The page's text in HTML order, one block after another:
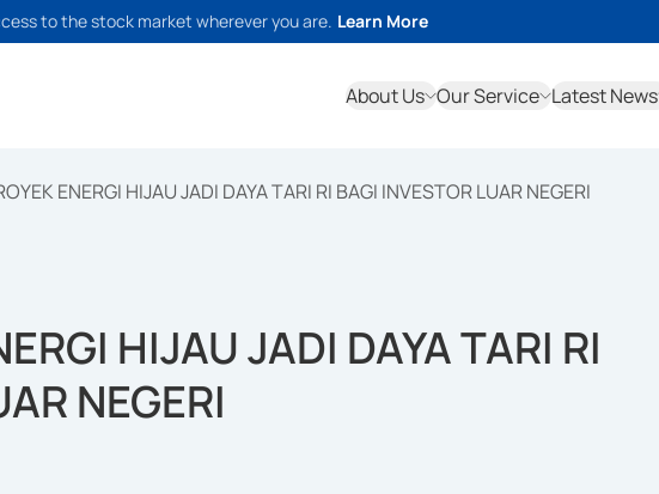
to the stock market wherever you are. Learn More
About Us Our Service Latest News
ENERGI HIJAU JADI DAYA TARI RI BAGI INVESTOR LUAR NEGERI
HIJAU JADI DAYA TARI RI
NEGERI